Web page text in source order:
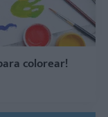
colorear!